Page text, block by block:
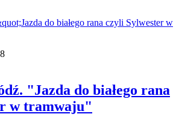
"Jazda do białego rana
w tramwaju"